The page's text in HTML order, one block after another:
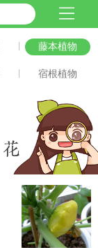
藤本植物
宿根植物